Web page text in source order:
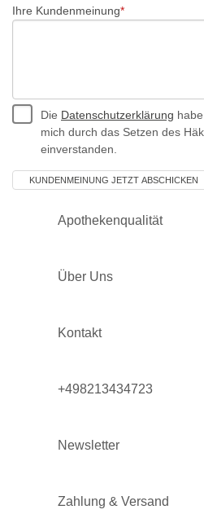
Ihre Kundenmeinung
Die Datenschutzerklärung
mich durch das Setzen des
einverstanden.
Apothekenqualität
Über Uns
Kontakt
+498213434723
Newsletter
Zahlung & Versand